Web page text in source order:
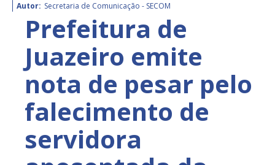
Autor: Secretaria de Comunicação - SECOM
Prefeitura de
Juazeiro emite
nota de pesar pelo
falecimento de
servidora